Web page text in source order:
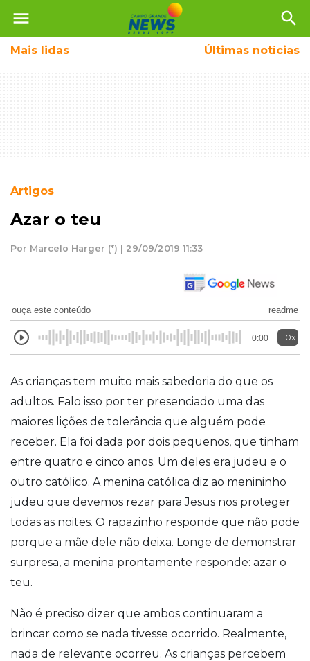
menu search
Mais lidas Últimas notícias
Artigos
Azar o teu
Por Marcelo Harger (*) | 29/09/2019 11:33
ouça este conteúdo readme
0:00 1.0x
As crianças tem muito mais sabedoria do que os
adultos. Falo isso por ter presenciado uma das
maiores lições de tolerância que alguém pode
receber. Ela foi dada por dois pequenos, que tinham
entre quatro e cinco anos. Um deles era judeu e o
outro católico. A menina católica diz ao menininho
judeu que devemos rezar para Jesus nos proteger
todas as noites. O rapazinho responde que não pode
porque a mãe dele não deixa. Longe de demonstrar
surpresa, a menina prontamente responde: azar o
teu.
Não é preciso dizer que ambos continuaram a
brincar como se nada tivesse ocorrido. Realmente,
nada de relevante ocorreu. As crianças percebem